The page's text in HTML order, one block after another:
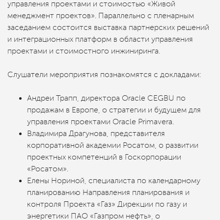
управления проектами и стоимостью «Живой
менеджмент проектов». Параллельно с пленарным
заседанием состоится выставка партнерских решений
и интеграционных платформ в области управления
проектами и стоимостного инжиниринга.
Слушатели мероприятия познакомятся с докладами:
Андреи Трапп, директора Oracle CEGBU по
продажам в Европе, о стратегии и будущем для
управления проектами Oracle Primavera.
Владимира Драгунова, представителя
корпоративной академии Росатом, о развитии
проектных компетенций в Госкорпорации
«Росатом».
Елены Нориной, специалиста по календарному
планированию Направления планирования и
контроля Проекта «Газ» Дирекции по газу и
энергетики ПАО «Газпром нефть», о